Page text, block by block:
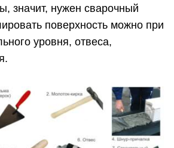
значит, нужен сварочный
поверхность можно при
уровня, отвеса,